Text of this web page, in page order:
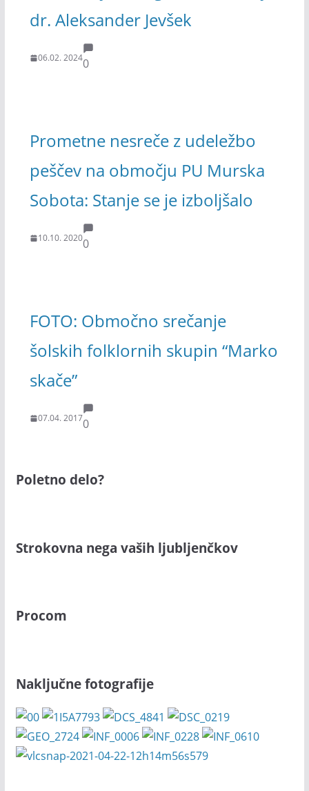
dr. Aleksander Jevšek
06.02. 20240
Prometne nesreče z udeležbo
peščev na območju PU Murska
Sobota: Stanje se je izboljšalo
10.10. 20200
FOTO: Območno srečanje
šolskih folklornih skupin “Marko
skače”
07.04. 20170
Poletno delo?
Strokovna nega vaših ljubljenčkov
Procom
Naključne fotografije